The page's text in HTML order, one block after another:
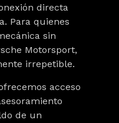
directa
Para quienes
sin
Motorsport,
irrepetible.
acceso
de un